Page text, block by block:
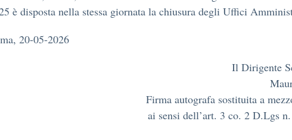
è disposta nella stessa giornata la chiusura degli Uffici
20-05-2026
Il Dirigente
Firma autografa sostituita a
ai sensi dell’art. 3 co. 2 D.Lgs